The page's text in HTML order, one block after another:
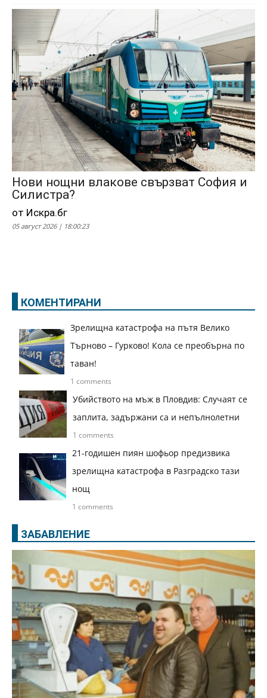
Нови нощни влакове свързват София и
Силистра?
от Искра.бг
05 август 2026 | 18:00:23
КОМЕНТИРАНИ
Зрелищна катастрофа на пътя Велико
Търново – Гурково! Кола се преобърна по
таван!
1 comments
Убийството на мъж в Пловдив: Случаят се
заплита, задържани са и непълнолетни
1 comments
21-годишен пиян шофьор предизвика
зрелищна катастрофа в Разградско тази
нощ
1 comments
ЗАБАВЛЕНИЕ